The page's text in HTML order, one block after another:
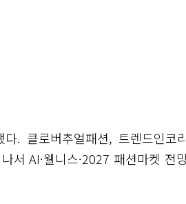
. 클로버추얼패션, 트렌드인코
서 AI·웰니스·2027 패션마켓 전